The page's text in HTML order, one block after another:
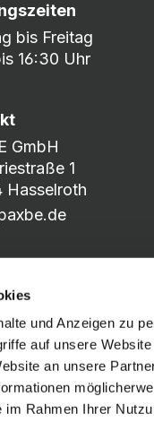
und Anzeigen zu
auf unsere
an unsere
im Rahmen Ihrer
bis Freitag
16:30 Uhr
GmbH
1
Hasselroth